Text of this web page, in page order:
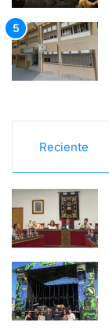
Reciente